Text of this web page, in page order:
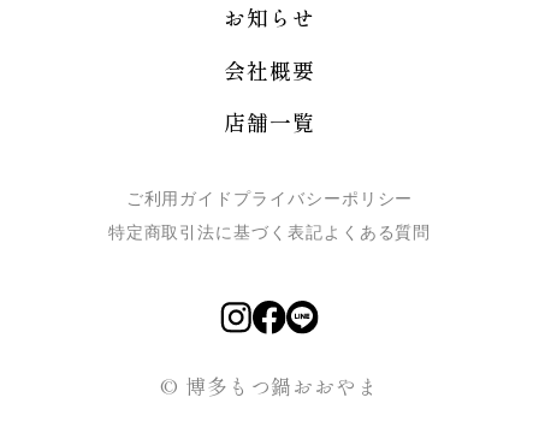
お知らせ
会社概要
店舗一覧
ご利用ガイド プライバシーポリシー
特定商取引法に基づく表記よくある質問
© 博多もつ鍋おおやま